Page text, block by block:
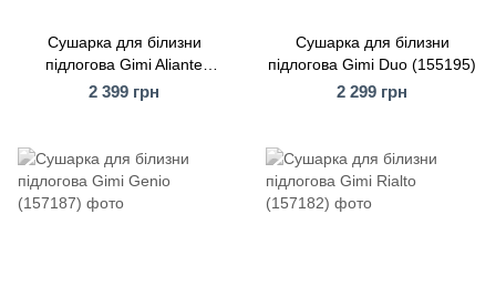
Сушарка для білизни
підлогова Gimi Aliante
(154780)
2 399 грн
Сушарка для білизни
підлогова Gimi Duo (155195)
2 299 грн